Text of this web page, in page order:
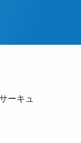
ーキュ